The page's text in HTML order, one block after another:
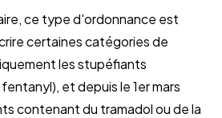
ce type d'ordonnance est
certaines catégories de
les stupéfiants
et depuis le 1er mars
contenant du tramadol ou de la